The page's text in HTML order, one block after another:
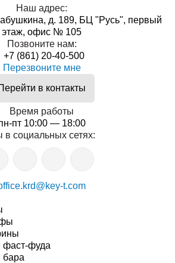
Наш адрес:
д. 189, БЦ "Русь", первый
этаж, офис № 105
Позвоните нам:
+7 (861) 20-40-500
Перезвоните мне
в контакты
Время работы
пт 10:00 — 18:00
в социальных сетях:
t.com
фаст-фуда
бара